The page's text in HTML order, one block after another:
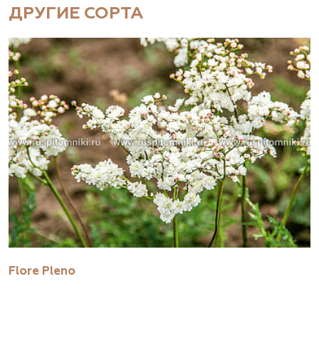
ДРУГИЕ СОРТА
Flore Pleno